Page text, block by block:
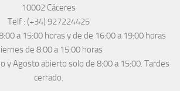
10002 Cáceres
Telf : (+34) 927224425
a 15:00 horas y de de 16:00 a 19:00 horas
de 8:00 a 15:00 horas
y Agosto abierto solo de 8:00 a 15:00. Tardes
cerrado.